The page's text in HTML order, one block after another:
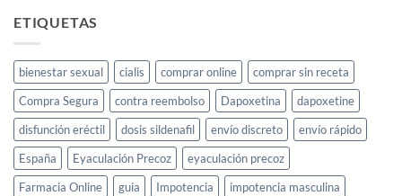
ETIQUETAS
bienestar sexual cialis comprar online
comprar sin receta
Compra Segura
contra reembolso Dapoxetina
dapoxetine
disfunción eréctil
dosis sildenafil envío discreto
envío rápido
España
Eyaculación Precoz
eyaculación precoz
Farmacia Online
guia Impotencia
impotencia masculina